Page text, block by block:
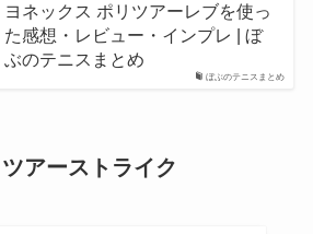
ぼぶのテニスまとめ
ヨネックス ポリツアーレブを使っ
た感想・レビュー・インプレ | ぼ
ぶのテニスまとめ
アーストライク